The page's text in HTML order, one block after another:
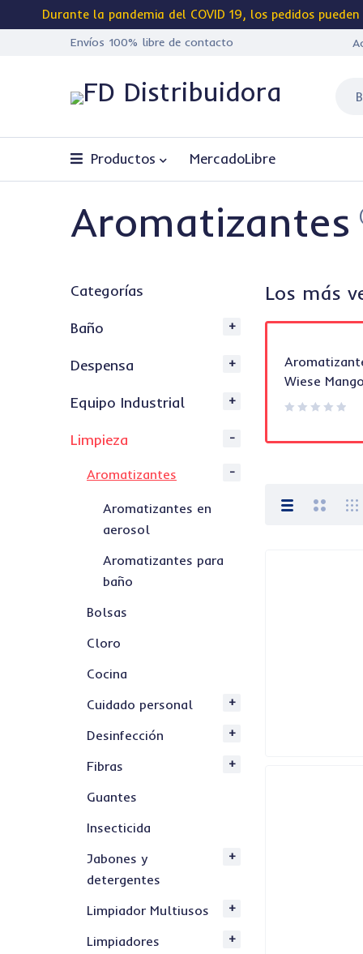
Durante la pandemia del COVID 19, los pedidos
Envíos 100% libre de contacto
Productos MercadoLibre
Aromatizantes
Categorías
Baño
Despensa
Equipo Industrial
Limpieza
Aromatizantes
Aromatizantes en
aerosol
Aromatizantes para
baño
Bolsas
Cloro
Cocina
Cuidado personal
Desinfección
Fibras
Guantes
Insecticida
Jabones y
detergentes
Limpiador Multiusos
Limpiadores
Los más
Aromatizante Liquido Aroma
Wiese